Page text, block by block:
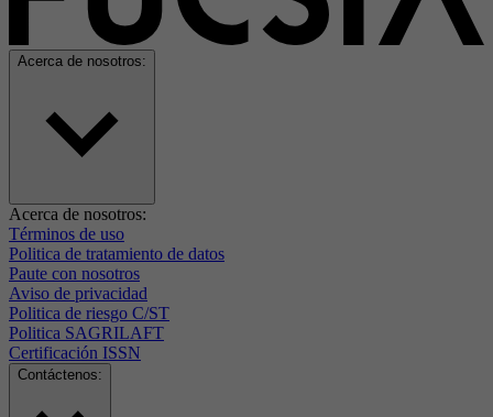
Acerca de nosotros:
Acerca de nosotros:
Términos de uso
Politica de tratamiento de datos
Paute con nosotros
Aviso de privacidad
Politica de riesgo C/ST
Politica SAGRILAFT
Certificación ISSN
Contáctenos: